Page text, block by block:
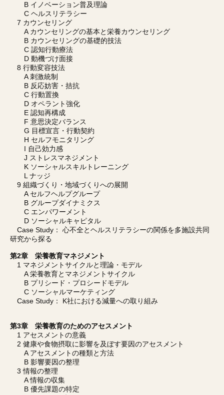
B イノベーション普及理論
C ヘルスリテラシー
7 カウンセリング
A カウンセリングの基本と栄養カウンセリング
B カウンセリングの基礎的技法
C 認知行動療法
D 動機づけ面接
8 行動変容技法
A 刺激統制
B 反応妨害・拮抗
C 行動置換
D オペラント強化
E 認知再構成
F 意思決定バランス
G 目標宣言・行動契約
H セルフモニタリング
I 自己効力感
J ストレスマネジメント
K ソーシャルスキルトレーニング
L ナッジ
9 組織づくり・地域づくりへの展開
A セルフヘルプグループ
B グループダイナミクス
C エンパワーメント
D ソーシャルキャピタル
Case Study： 心不全とヘルスリテラシーの関係を多施設共同
研究から探る
第2章 栄養教育マネジメント
1 マネジメントサイクルと理論・モデル
A 栄養教育とマネジメントサイクル
B プリシード・プロシードモデル
C ソーシャルマーケティング
Case Study： K社における減量への取り組み
第3章 栄養教育のためのアセスメント
1 アセスメントの意義
2 健康や食物摂取に影響を及ぼす要因のアセスメント
A アセスメントの種類と方法
B 影響要因の整理
3 情報の整理
A 情報の収集
B 優先課題の特定